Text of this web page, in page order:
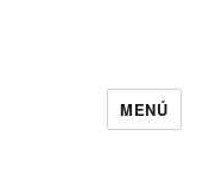
MENÚ